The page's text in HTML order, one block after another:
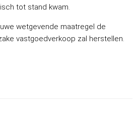
tot stand kwam.
wetgevende maatregel de
vastgoedverkoop zal herstellen.